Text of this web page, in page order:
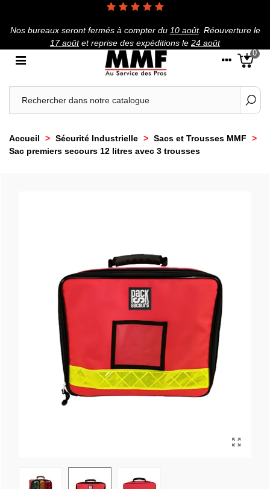
Nos bureaux seront fermés à compter du 10 août. Réouverture le
17 aoûtet reprise des expéditions le 24 août
0
Accueil > Sécurité Industrielle > Sacs et Trousses MMF
>
Sac premiers secours 12 litres avec 3 trousses